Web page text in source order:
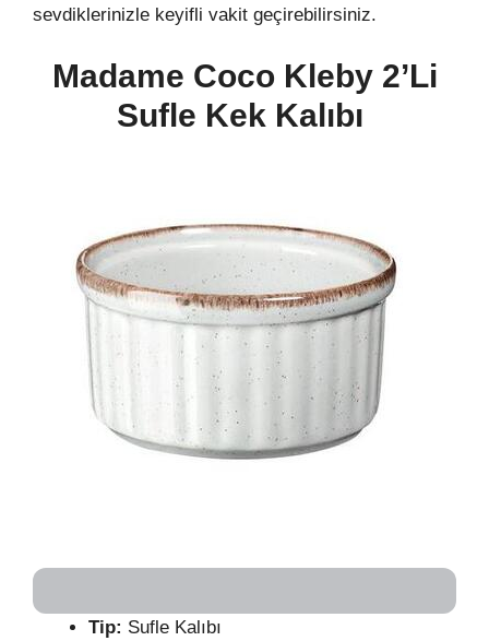
sevdiklerinizle keyifli vakit geçirebilirsiniz.
Madame Coco Kleby 2’li
Sufle Kek Kalıbı
Tip: Sufle Kalıbı